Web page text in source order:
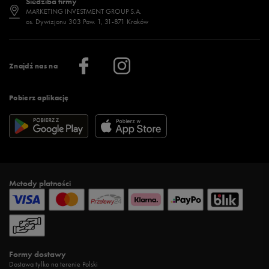
Znajdź nas na
Pobierz aplikację
Regulamin sklepu 50 style
Regulamin aplikacji 50 style
Więcej regulaminów >
Jak wybrać buty na zimę?
Więcej >
Stylizacje damskie
Sklepy stacjonarne
Klub 50 style
Praca
Informacje o firmie
MARKETING INVESTMENT GROUP S.A.
os. Dywizjonu 303 Paw. 1, 31-871 Kraków
Metody płatności
Formy dostawy
Dostawa tylko na terenie Polski